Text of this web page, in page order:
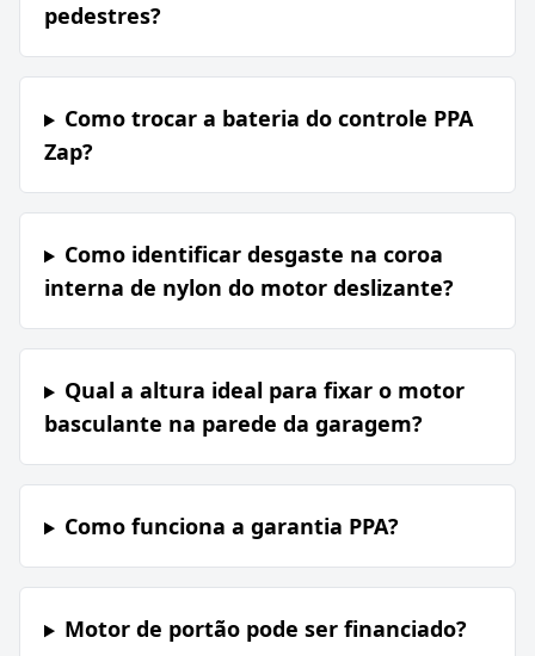
pedestres?
Como trocar a bateria do controle PPA
Zap?
Como identificar desgaste na coroa
interna de nylon do motor deslizante?
Qual a altura ideal para fixar o motor
basculante na parede da garagem?
Como funciona a garantia PPA?
Motor de portão pode ser financiado?